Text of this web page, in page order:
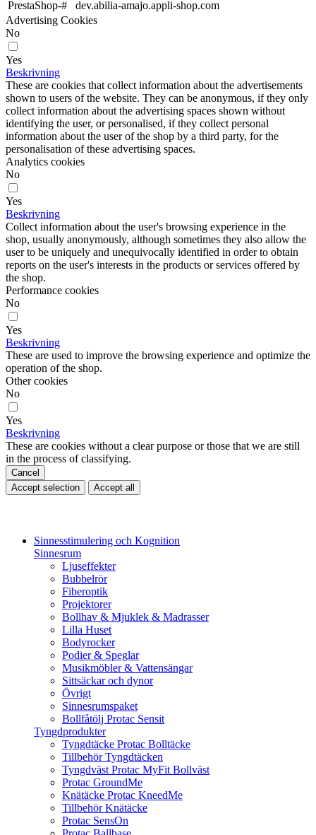
PrestaShop-#
dev.abilia-amajo.appli-shop.com
Advertising Cookies
No
Yes
Beskrivning
These are cookies that collect information about the advertisements
shown to users of the website. They can be anonymous, if they only
collect information about the advertising spaces shown without
identifying the user, or personalised, if they collect personal
information about the user of the shop by a third party, for the
personalisation of these advertising spaces.
Analytics cookies
No
Yes
Beskrivning
Collect information about the user's browsing experience in the
shop, usually anonymously, although sometimes they also allow the
user to be uniquely and unequivocally identified in order to obtain
reports on the user's interests in the products or services offered by
the shop.
Performance cookies
No
Yes
Beskrivning
These are used to improve the browsing experience and optimize the
operation of the shop.
Other cookies
No
Yes
Beskrivning
These are cookies without a clear purpose or those that we are still
in the process of classifying.
Cancel
Accept selection
Accept all
Sinnesstimulering och Kognition
Sinnesrum
Ljuseffekter
Bubbelrör
Fiberoptik
Projektorer
Bollhav & Mjuklek & Madrasser
Lilla Huset
Bodyrocker
Podier & Speglar
Musikmöbler & Vattensängar
Sittsäckar och dynor
Övrigt
Sinnesrumspaket
Bollfåtölj Protac Sensit
Tyngdprodukter
Tyngdtäcke Protac Bolltäcke
Tillbehör Tyngdtäcken
Tyngdväst Protac MyFit Bollväst
Protac GroundMe
Knätäcke Protac KneedMe
Tillbehör Knätäcke
Protac SensOn